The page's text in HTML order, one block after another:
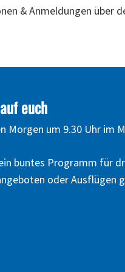
& Anmeldungen über
aufeuch
Morgen um 9.30 Uhr im
buntes Programm für
oder Ausflügen